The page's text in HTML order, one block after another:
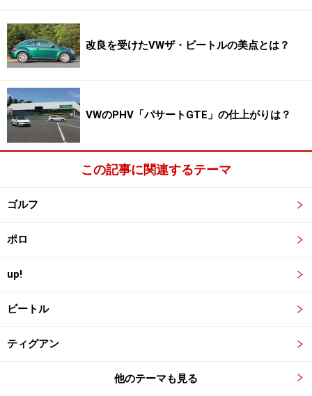
改良を受けたVWザ・ビートルの美点とは？
VWのPHV「パサートGTE」の仕上がりは？
この記事に関連するテーマ
ゴルフ
ポロ
up!
ビートル
ティグアン
他のテーマも見る